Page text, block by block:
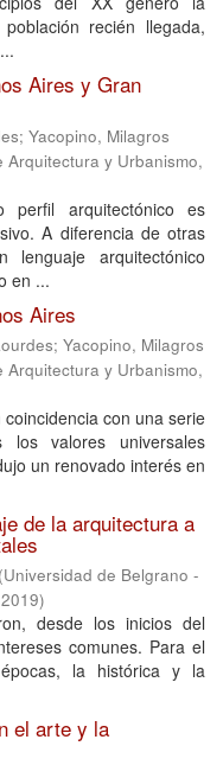
recién llegada,
Aires y Gran
; Yacopino, Milagros
y Urbanismo,
arquitectónico es
A diferencia de otras
arquitectónico
en ...
Aires
; Yacopino, Milagros
y Urbanismo,
con una serie
valores universales
un renovado interés en
de la arquitectura a
(Universidad de Belgrano -
2019)
desde los inicios del
comunes. Para el
la histórica y la
el arte y la